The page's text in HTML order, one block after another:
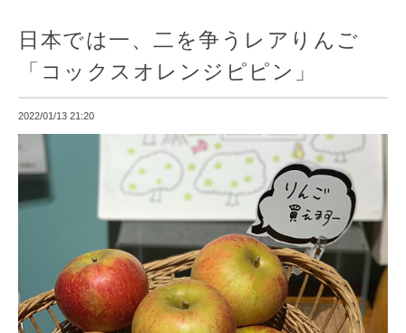
日本では一、二を争うレアりんご
「コックスオレンジピピン」
2022/01/13 21:20